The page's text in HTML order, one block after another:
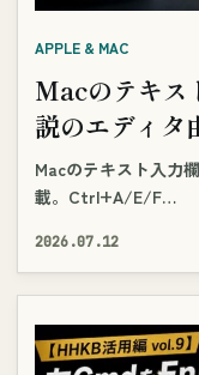
APPLE & MAC
Macのテキス
説のエディタ
Macのテキスト入力
載。Ctrl+A/E/F…
2026.07.12